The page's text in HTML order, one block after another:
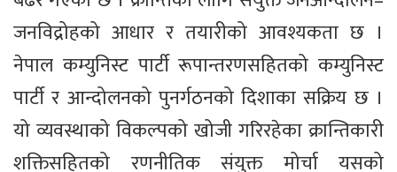
जनविद्रोहको आधार र तयारीको आवश्यकता छ ।
नेपाल कम्युनिस्ट पार्टी रूपान्तरणसहितको कम्युनिस्ट
पार्टी र आन्दोलनको पुनर्गठनको दिशाका सक्रिय छ ।
यो व्यवस्थाको विकल्पको खोजी गरिरहेका क्रान्तिकारी
शक्तिसहितको रणनीतिक संयुक्त मोर्चा यसको